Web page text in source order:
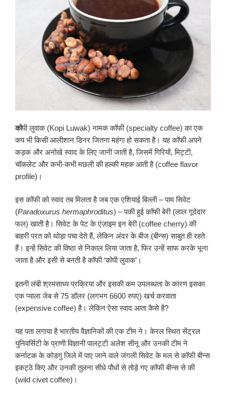
कोपी लुवाक (Kopi Luwak) नामक कॉफी (specialty coffee) का एक
कप भी किसी आलीशान डिनर जितना महंगा हो सकता है। यह कॉफी अपने
कड़क और अनोखे स्वाद के लिए जानी जाती है, जिसमें गिरियों, मिट्टी,
चॉकलेट और कभी-कभी मछली की हल्की महक आती है (coffee flavor
profile)।
इस कॉफी को स्वाद तब मिलता है जब एक एशियाई बिल्ली – पाम सिवेट
(Paradoxurus hermaphroditus) – पकी हुई कॉफी बेरी (लाल गूदेदार
फल) खाती है। सिवेट के पेट के एंज़ाइम इन बेरी (coffee cherry) की
बाहरी परत को थोड़ा पचा देते हैं, लेकिन अंदर के बीज (बीन्स) साबुत ही रहते
हैं। इन्हें सिवेट की विष्ठा से निकाल लिया जाता है, फिर उन्हें साफ करके भूना
जाता है और इसी से बनती है कॉफी ‘कोपी लुवाक’।
इतनी लंबी श्रमसाध्य प्रक्रिया और इसकी कम उपलब्धता के कारण इसका
एक प्याला जेब से 75 डॉलर (लगभग 6600 रुपए) खर्च करवाता
(expensive coffee) है। लेकिन ऐसा स्वाद आता कैसे है?
यह पता लगाया है भारतीय वैज्ञानिकों की एक टीम ने। केरल स्थित सेंट्रल
युनिवर्सिटी के प्राणी विज्ञानी पालट्टी अलेश सीनू और उनकी टीम ने
कर्नाटक के कोडगु जिले में पाए जाने वाले जंगली सिवेट के मल से कॉफी बीन्स
इकट्ठे किए और उनकी तुलना सीधे पौधों से तोड़े गए कॉफी बीन्स से की
(wild civet coffee)।